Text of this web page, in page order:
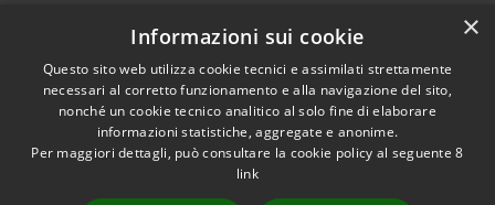
Dichiarazione di accessibilità
RSS
Copyright © 2026 • Comune di
×
Informazioni sui cookie
Questo sito web utilizza cookie tecnici e assimilati strettamente
necessari al corretto funzionamento e alla navigazione del sito,
nonché un cookie tecnico analitico al solo fine di elaborare
informazioni statistiche, aggregate e anonime.
Per maggiori dettagli, può consultare la cookie policy al seguente8
link